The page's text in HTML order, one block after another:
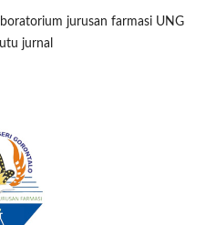
jurusan farmasi UNG
jurnal